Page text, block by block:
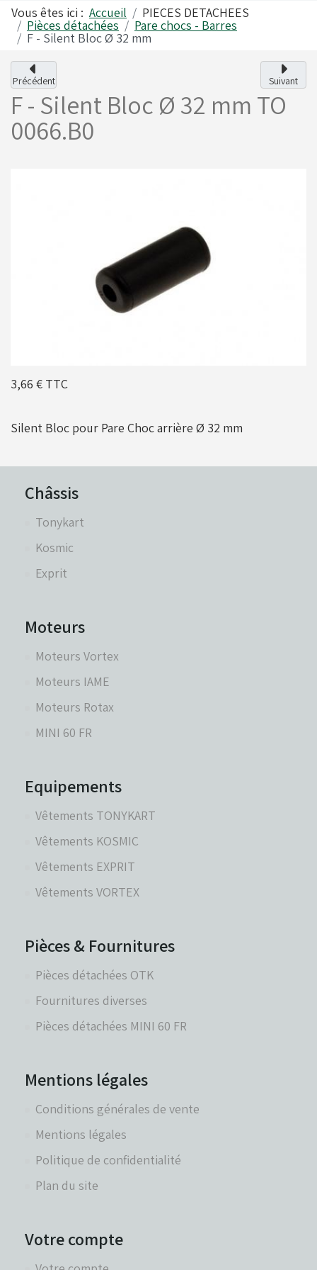
Vous êtes ici : Accueil PIECES DETACHEES
Pièces détachées Pare chocs - Barres
F - Silent Bloc Ø 32 mm
Précédent Suivant
F - Silent Bloc Ø 32 mm TO
0066.B0
3,66 € TTC
Silent Bloc pour Pare Choc arrière Ø 32 mm
Châssis
Tonykart
Kosmic
Exprit
Moteurs
Moteurs Vortex
Moteurs IAME
Moteurs Rotax
MINI 60 FR
Equipements
Vêtements TONYKART
Vêtements KOSMIC
Vêtements EXPRIT
Vêtements VORTEX
Pièces & Fournitures
Pièces détachées OTK
Fournitures diverses
Pièces détachées MINI 60 FR
Mentions légales
Conditions générales de vente
Mentions légales
Politique de confidentialité
Plan du site
Votre compte
Carrosseries
Freins
Leviers de vitesses
Pare chaînes - Echappement
Pédales - Cale-pieds
Platines moteurs - Brides
Train avant - Volants
Pièces détachées Rotax
Alfano
Visserie - Boulonnerie